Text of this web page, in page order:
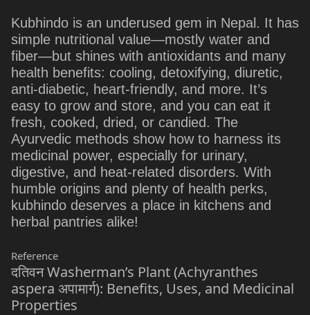
Kubhindo is an underused gem in Nepal. It has
simple nutritional value—mostly water and
fiber—but shines with antioxidants and many
health benefits: cooling, detoxifying, diuretic,
anti-diabetic, heart‑friendly, and more. It’s
easy to grow and store, and you can eat it
fresh, cooked, dried, or candied. The
Ayurvedic methods show how to harness its
medicinal power, especially for urinary,
digestive, and heat-related disorders. With
humble origins and plenty of health perks,
kubhindo deserves a place in kitchens and
herbal pantries alike!
Reference
दतिवन Washerman’s Plant (Achyranthes
aspera अपामार्ग): Benefits, Uses, and Medicinal
Properties